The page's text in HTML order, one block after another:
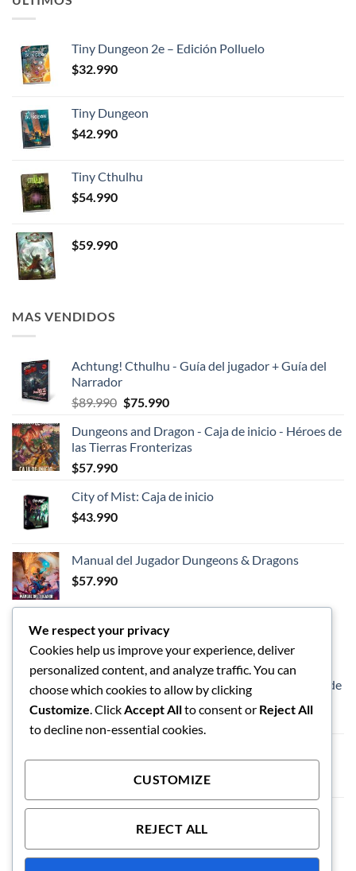
Tiny Dungeon 2e – Edición Polluelo
$32.990
Tiny Dungeon
$42.990
Tiny Cthulhu
$54.990
$59.990
MAS VENDIDOS
Achtung! Cthulhu - Guía del jugador + Guía del
Narrador
$89.990 El
original
era:
$75.990El
actual
es:
Dungeons and Dragon - Caja de inicio - Héroes de
las Tierras Fronterizas
$57.990
City of Mist: Caja de inicio
$43.990
Manual del Jugador Dungeons & Dragons
$57.990
LOS MEJORES
Dungeons and Dragon - Caja de inicio - Héroes de
Exploding Kittens El Juego de Tablero
We respect your privacy
Cookies help us improve your experience, deliver
personalized content, and analyze traffic. You can
choose which cookies to allow by clicking
Customize. ClickAccept Allto consent or Reject All
to decline non-essential cookies.
CUSTOMIZE
REJECT ALL